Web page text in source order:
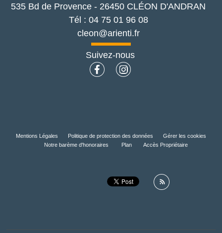
535 Bd de Provence - 26450 CLÉON D'ANDRAN
Tél : 04 75 01 96 08
cleon@arienti.fr
Suivez-nous
Mentions Légales Politique de protection des données
Gérer les cookies
Notre barème d'honoraires
Plan Accès Propriétaire